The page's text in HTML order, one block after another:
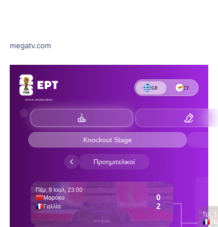
megatv.com